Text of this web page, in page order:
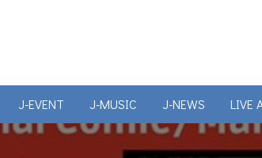
J-EVENT J-MUSIC J-NEWS LIVE